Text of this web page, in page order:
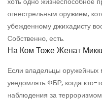
огнестрельным оружием,
убежденному джихадисту
Собственно, есть.
На Ком Тоже Женат
Если владельцы оружейных
уведомлять ФБР, когда кто-
наблюдения за